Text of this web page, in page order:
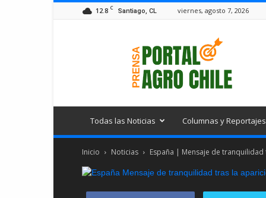
12.8 C Santiago, CL viernes, agosto 7, 2026
Todas las Noticias Columnas y Reportajes
Inicio Noticias España | Mensaje de